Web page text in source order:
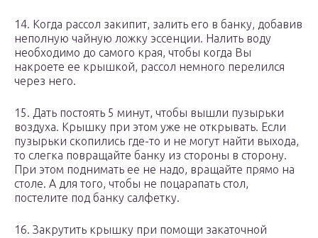
14. Когда рассол закипит, залить его в банку, добавив
неполную чайную ложку эссенции. Налить воду
необходимо до самого края, чтобы когда Вы
накроете ее крышкой, рассол немного перелился
через него.
15. Дать постоять 5 минут, чтобы вышли пузырьки
воздуха. Крышку при этом уже не открывать. Если
пузырьки скопились где-то и не могут найти выхода,
то слегка повращайте банку из стороны в сторону.
При этом поднимать ее не надо, вращайте прямо на
столе. А для того, чтобы не поцарапать стол,
постелите под банку салфетку.
16. Закрутить крышку при помощи закаточной